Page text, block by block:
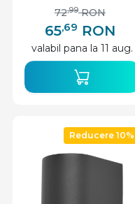
1160 lm, Braytron
65,69 RON
72,99 RON
valabil pana la 11 aug.
Reducere 10%